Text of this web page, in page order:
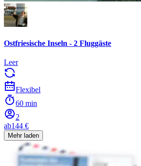
Ostfriesische Inseln - 2 Fluggäste
Leer
Flexibel
60 min
2
ab144 €
Mehr laden